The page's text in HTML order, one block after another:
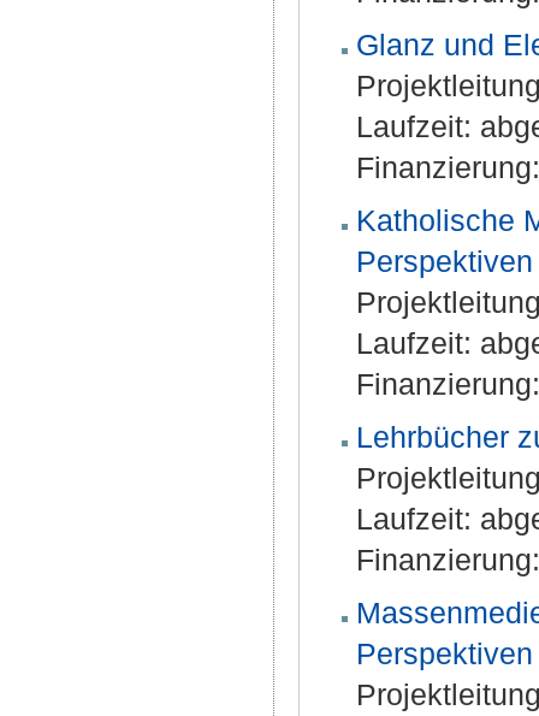
Glanz und
Laufzeit:
Katholische
Perspektiven
Laufzeit:
Lehrbücher
Laufzeit: